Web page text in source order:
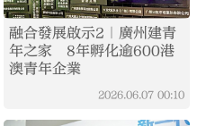
融合發展啟示2｜廣州建青
年之家 8年孵化逾600港
澳青年企業
2026.06.07 00:10